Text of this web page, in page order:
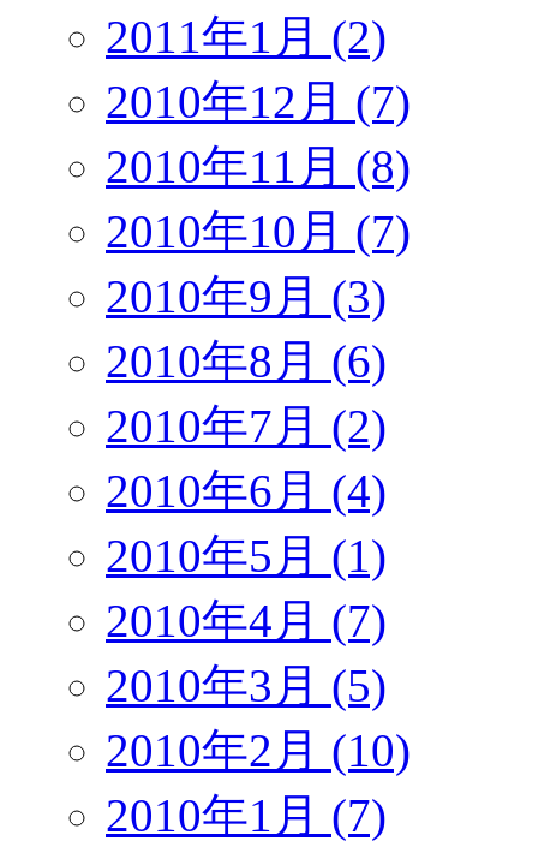
2011年1月 (2)
2010年12月 (7)
2010年11月 (8)
2010年10月 (7)
2010年9月 (3)
2010年8月 (6)
2010年7月 (2)
2010年6月 (4)
2010年5月 (1)
2010年4月 (7)
2010年3月 (5)
2010年2月 (10)
2010年1月 (7)